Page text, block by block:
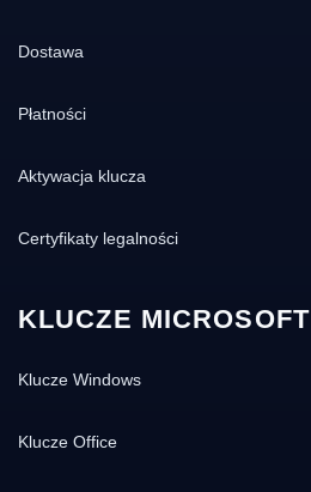
Dostawa
Płatności
Aktywacja klucza
Certyfikaty legalności
KLUCZE MICROSOFT
Klucze Windows
Klucze Office